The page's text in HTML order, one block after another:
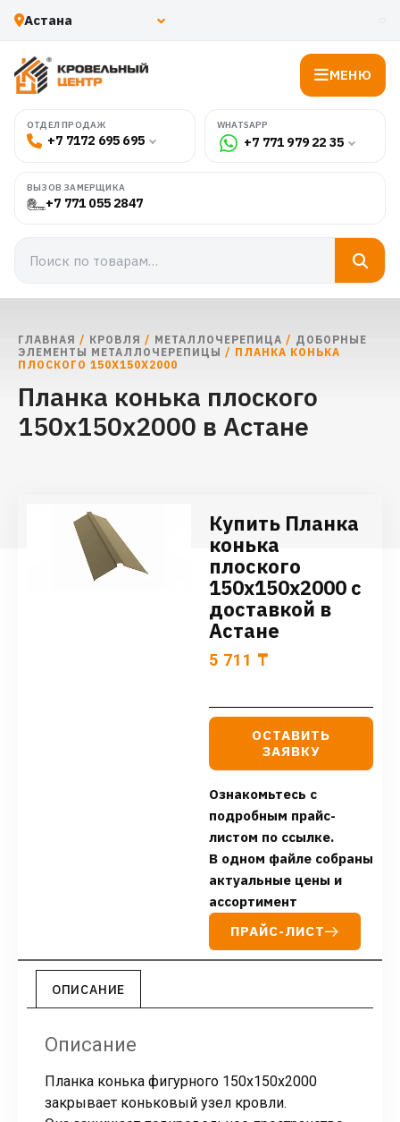
МЕНЮ
ОТДЕЛ ПРОДАЖ
+7 7172 695 695
WHATSAPP
+7 771 979 22 35
ВЫЗОВ ЗАМЕРЩИКА
+7 771 055 2847
ГЛАВНАЯ / КРОВЛЯ / МЕТАЛЛОЧЕРЕПИЦА / ДОБОРНЫЕ
ЭЛЕМЕНТЫ МЕТАЛЛОЧЕРЕПИЦЫ / ПЛАНКА КОНЬКА
ПЛОСКОГО 150Х150Х2000
Планка конька плоского
150х150х2000 в Астане
Купить Планка
конька
плоского
150х150х2000 с
доставкой в
Астане
5 711 ₸
ОСТАВИТЬ
ЗАЯВКУ
Ознакомьтесь с
подробным прайс-
листом по ссылке.
В одном файле собраны
актуальные цены и
ассортимент
ПРАЙС-ЛИСТ
ОПИСАНИЕ
Описание
Планка конька фигурного 150х150х2000
закрывает коньковый узел кровли.